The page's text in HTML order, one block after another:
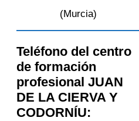
(Murcia)
Teléfono del centro
de formación
profesional JUAN
DE LA CIERVA Y
CODORNÍU: